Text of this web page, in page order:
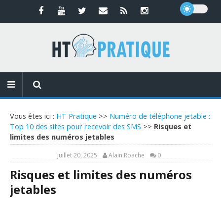
Vous êtes ici : HT Pratique >> Numéro de téléphone jetable :
Top 10 des sites pour recevoir des SMS >> Risques et
limites des numéros jetables
juillet 20, 2025 Alain Roache 0
Risques et limites des numéros
jetables